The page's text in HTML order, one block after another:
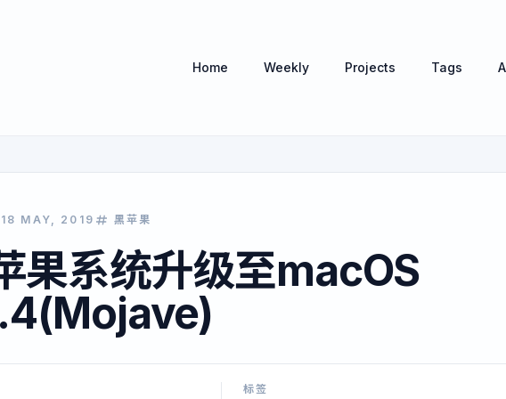
Home Weekly Projects Tags
18 MAY, 2019 黑苹果
果系统升级至macOS
标签